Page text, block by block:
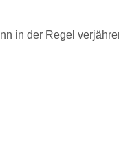
in der Regel